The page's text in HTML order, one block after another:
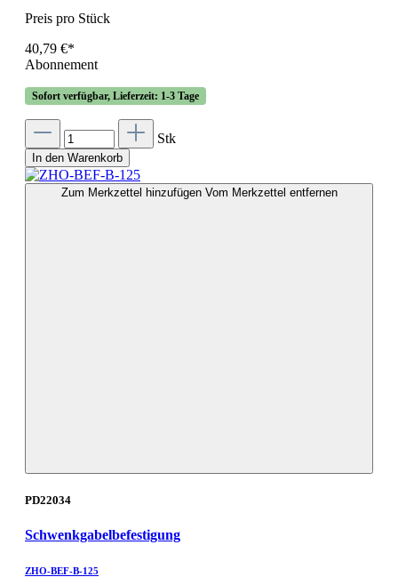
Preis pro Stück
40,79 €*
Abonnement
Sofort verfügbar, Lieferzeit: 1-3 Tage
Stk
In den Warenkorb
Zum Merkzettel hinzufügen Vom Merkzettel entfernen
PD22034
Schwenkgabelbefestigung
ZHO-BEF-B-125